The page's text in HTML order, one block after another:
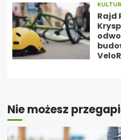
Rajd
Nie możesz